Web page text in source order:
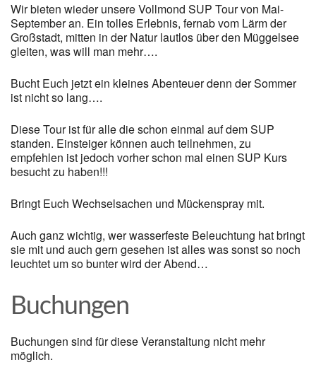
Wir bieten wieder unsere Vollmond SUP Tour von Mai-
September an. Ein tolles Erlebnis, fernab vom Lärm der
Großstadt, mitten in der Natur lautlos über den Müggelsee
gleiten, was will man mehr….
Bucht Euch jetzt ein kleines Abenteuer denn der Sommer
ist nicht so lang….
Diese Tour ist für alle die schon einmal auf dem SUP
standen. Einsteiger können auch teilnehmen, zu
empfehlen ist jedoch vorher schon mal einen SUP Kurs
besucht zu haben!!!
Bringt Euch Wechselsachen und Mückenspray mit.
Auch ganz wichtig, wer wasserfeste Beleuchtung hat bringt
sie mit und auch gern gesehen ist alles was sonst so noch
leuchtet um so bunter wird der Abend…
Buchungen
Buchungen sind für diese Veranstaltung nicht mehr
möglich.